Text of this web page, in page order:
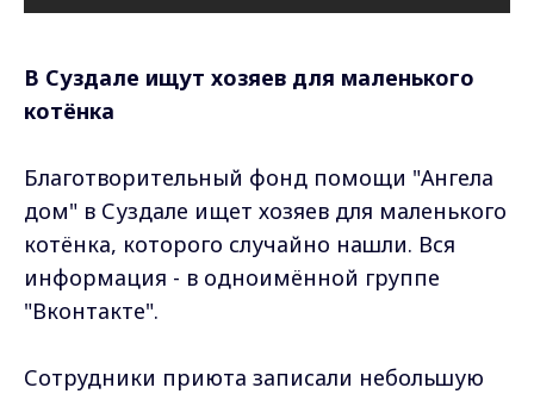
В Суздале ищут хозяев для маленького
котёнка
Благотворительный фонд помощи "Ангела
дом" в Суздале ищет хозяев для маленького
котёнка, которого случайно нашли. Вся
информация - в одноимённой группе
"Вконтакте".
Сотрудники приюта записали небольшую